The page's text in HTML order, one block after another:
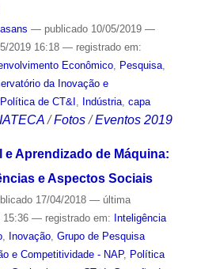
— publicado10/05/2019 —
2019 16:18 — registrado em:
Econômico, Pesquisa,
da Inovação e
Política de CT&I , Indústria, capa
/Fotos /Eventos 2019
e Aprendizado de Máquina:
e Aspectos Sociais
17/04/2018 — última
— registrado em: Inteligência
, Inovação, Grupo de Pesquisa
e Competitividade - NAP, Política